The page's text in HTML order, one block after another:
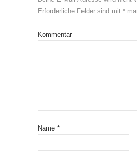
Erforderliche Felder sind mit *
Kommentar
Name *